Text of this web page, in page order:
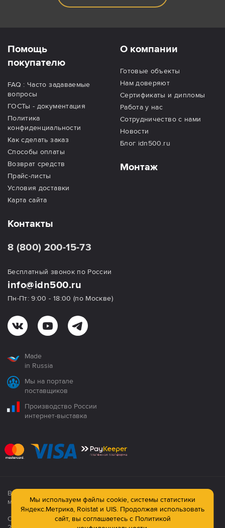
Помощь
покупателю
FAQ : Часто задаваемые
вопросы
ГОСТы - документация
Политика
конфиденциальности
Как сделать заказ
Способы оплаты
Возврат средств
Прайс-листы
Условия доставки
Карта сайта
О компании
Готовые объекты
Нам доверяют
Сертификаты и дипломы
Работа у нас
Сотрудничество с нами
Новости
Блог idn500.ru
Монтаж
Контакты
8 (800) 200-15-73
Бесплатный звонок по России
info@idn500.ru
Пн-Пт: 9:00 - 18:00 (по Москве)
Made
in Russia
Мы на портале
поставщиков
Производство России
интернет-выставка
Все продукция сертифицирована. Использование
материалов сайта строго запрещено!
Официальный сайт компании: © ООО ПК «Технология»,
Мы используем файлы cookie, системы статистики
Яндекс.Метрика, Roistat и UIS. Продолжая использовать
сайт, вы соглашаетесь с Политикой